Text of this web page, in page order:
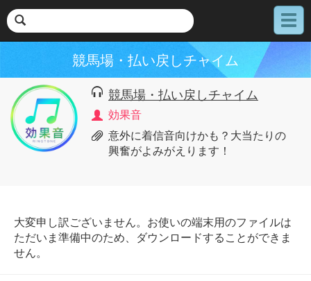
メ
ニ
競馬場・払い戻しチャイム
競馬場・払い戻しチャイム
効果音
意外に着信音向けかも？大当たりの
興奮がよみがえります！
大変申し訳ございません。お使いの端末用のファイルは
ただいま準備中のため、ダウンロードすることができま
せん。